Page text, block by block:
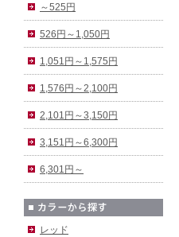
～525円
526円～1,050円
1,051円～1,575円
1,576円～2,100円
2,101円～3,150円
3,151円～6,300円
6,301円～
レッド